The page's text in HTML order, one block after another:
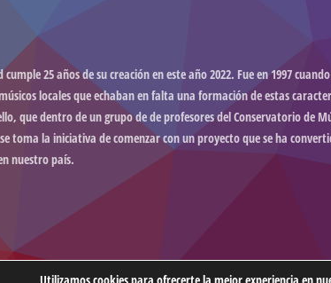
25 años de su creación en este año 2022. Fue en 1997
locales que echaban en falta una formación de estas
que dentro de un grupo de de profesores del Conservatorio de
toma la iniciativa de comenzar con un proyecto que se ha
nuestro país.